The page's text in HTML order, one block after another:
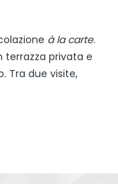
à la carte.
terrazza privata e
Tra due visite,